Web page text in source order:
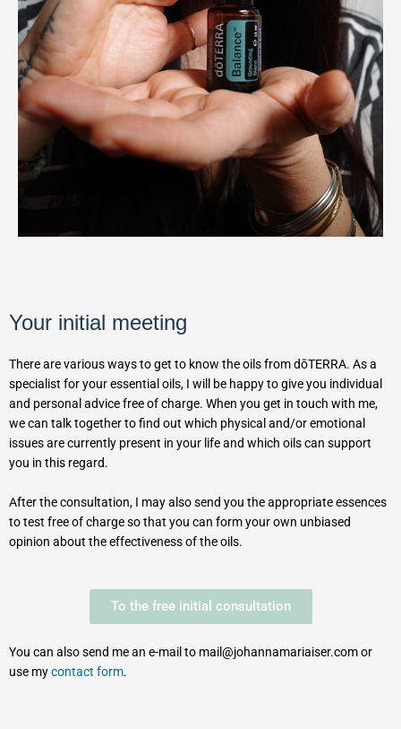
Your initial meeting
There are various ways to get to know the oils from dōTERRA. As a
specialist for your essential oils, I will be happy to give you individual
and personal advice free of charge. When you get in touch with me,
we can talk together to find out which physical and/or emotional
issues are currently present in your life and which oils can support
you in this regard.
After the consultation, I may also send you the appropriate essences
to test free of charge so that you can form your own unbiased
opinion about the effectiveness of the oils.
To the free initial consultation
You can also send me an e-mail to mail@johannamariaiser.com or
use mycontact form.